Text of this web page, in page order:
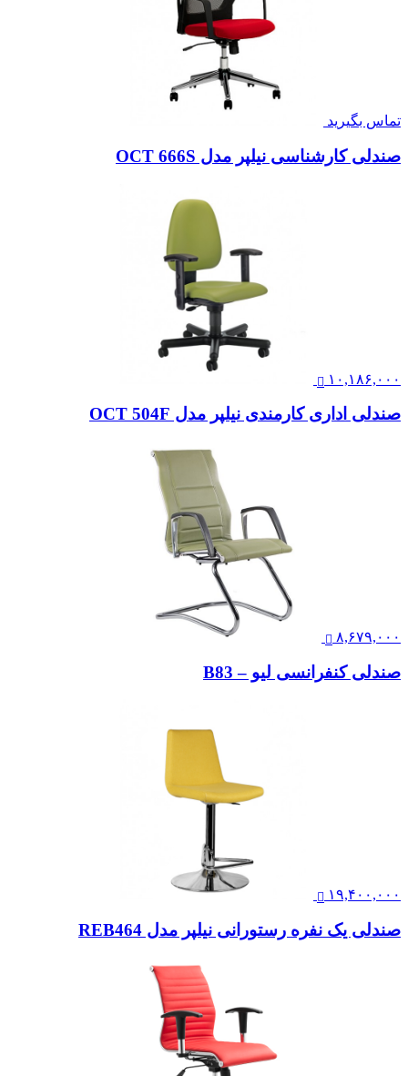
تماس بگیرید
صندلی کارشناسی نیلپر مدل OCT 666S
۱۰,۱۸۶,۰۰۰
صندلی اداری کارمندی نیلپر مدل OCT 504F
۸,۶۷۹,۰۰۰
صندلی کنفرانسی لیو – B83
۱۹,۴۰۰,۰۰۰
صندلی یک نفره رستورانی نیلپر مدل REB464